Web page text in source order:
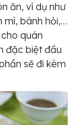
ăn, ví dụ như
mì, bánh hỏi,…
quán
đặc biệt đầu
sẽ đi kèm